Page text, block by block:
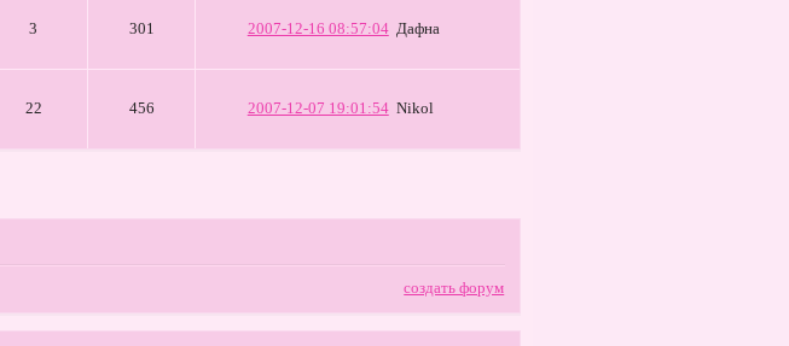
3
301 2007-12-16 08:57:04 Дафна
22
456 2007-12-07 19:01:54 Nikol
создать форум